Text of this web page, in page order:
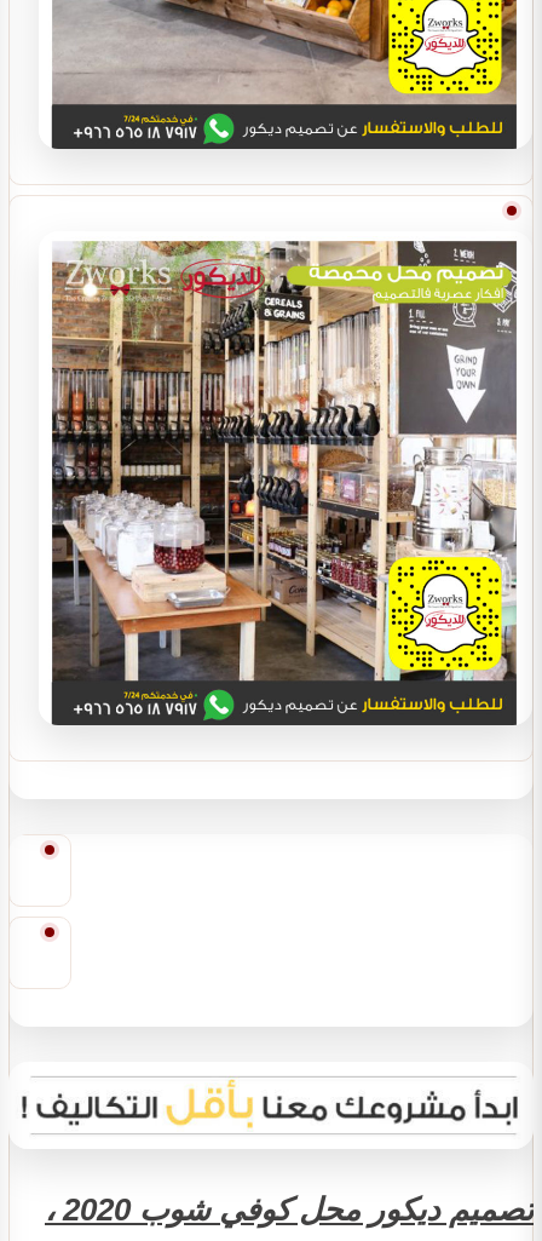
تصميم ديكور محل كوفي شوب 2020 ،